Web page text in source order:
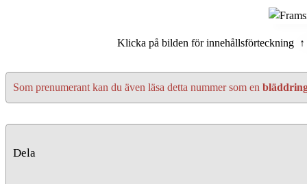
Klicka på bilden för innehållsförteckning ↑
Som prenumerant kan du även läsa detta nummer som en
Dela